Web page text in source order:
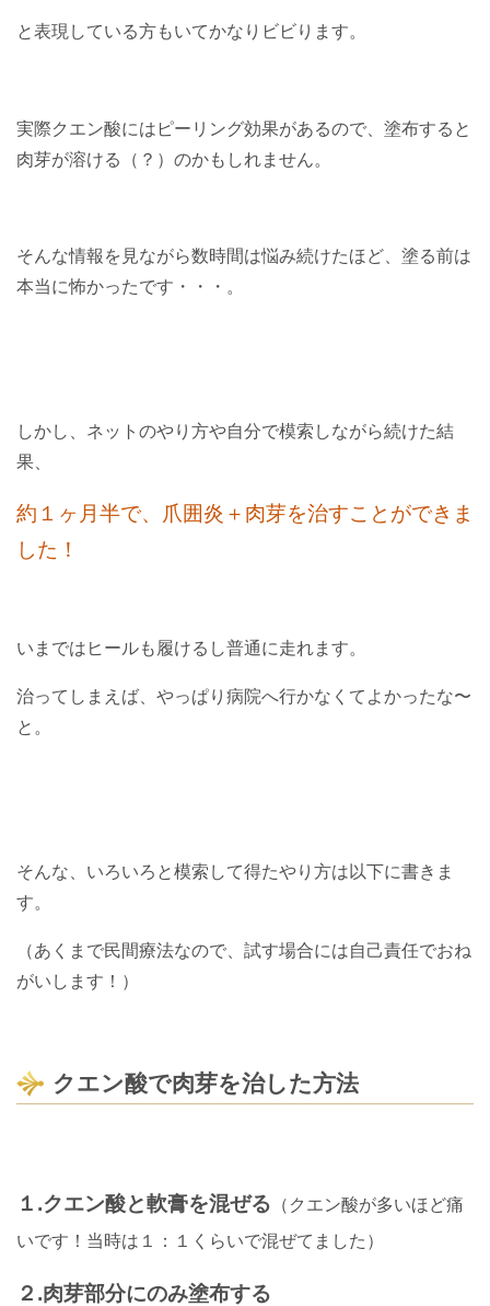
と表現している方もいてかなりビビります。
実際クエン酸にはピーリング効果があるので、塗布すると
肉芽が溶ける（？）のかもしれません。
そんな情報を見ながら数時間は悩み続けたほど、塗る前は
本当に怖かったです・・・。
しかし、ネットのやり方や自分で模索しながら続けた結
果、
約１ヶ月半で、爪囲炎＋肉芽を治すことができま
した！
いまではヒールも履けるし普通に走れます。
治ってしまえば、やっぱり病院へ行かなくてよかったな〜
と。
そんな、いろいろと模索して得たやり方は以下に書きま
す。
（あくまで民間療法なので、試す場合には自己責任でおね
がいします！）
クエン酸で肉芽を治した方法
１.クエン酸と軟膏を混ぜる （クエン酸が多いほど痛
いです！当時は１：１くらいで混ぜてました）
２.肉芽部分にのみ塗布する